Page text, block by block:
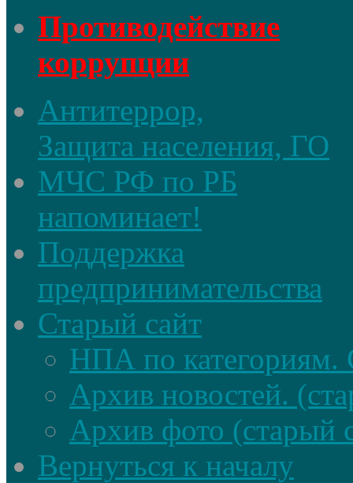
Противодействие
коррупции
Антитеррор,
Защита населения, ГО
МЧС РФ по РБ
напоминает!
Поддержка
предпринимательства
Старый сайт
НПА по категориям.
Архив новостей.
Архив фото (старый
Вернуться к началу